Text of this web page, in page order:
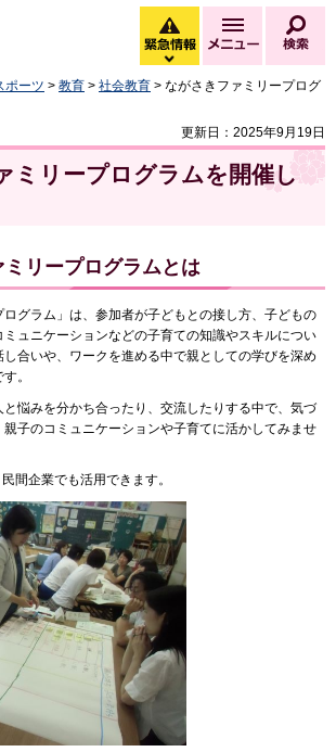
緊急情報
緊急情報を開く
メニュー
ポーツ > 教育 > 社会教育 > ながさきファミリープログ
更新日：2025年9月19日
ミリープログラムを開催し
リープログラムとは
ログラム」は、参加者が子どもとの接し方、子どもの
ュニケーションなどの子育ての知識やスキルについ
合いや、ワークを進める中で親としての学びを深め
。
悩みを分かち合ったり、交流したりする中で、気づ
子のコミュニケーションや子育てに活かしてみませ
間企業でも活用できます。